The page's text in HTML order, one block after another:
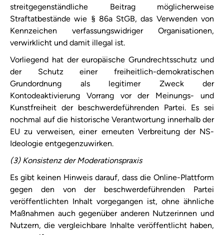
streitgegenständliche Beitrag möglicherweise
Straftatbestände wie § 86a StGB, das Verwenden von
Kennzeichen verfassungswidriger Organisationen,
verwirklicht und damit illegal ist.
Vorliegend hat der europäische Grundrechtsschutz und
der Schutz einer freiheitlich-demokratischen
Grundordnung als legitimer Zweck der
Kontodeaktivierung Vorrang vor der Meinungs- und
Kunstfreiheit der beschwerdeführenden Partei. Es sei
nochmal auf die historische Verantwortung innerhalb der
EU zu verweisen, einer erneuten Verbreitung der NS-
Ideologie entgegenzuwirken.
(3) Konsistenz der Moderationspraxis
Es gibt keinen Hinweis darauf, dass die Online-Plattform
gegen den von der beschwerdeführenden Partei
veröffentlichten Inhalt vorgegangen ist, ohne ähnliche
Maßnahmen auch gegenüber anderen Nutzerinnen und
Nutzern, die vergleichbare Inhalte veröffentlicht haben,